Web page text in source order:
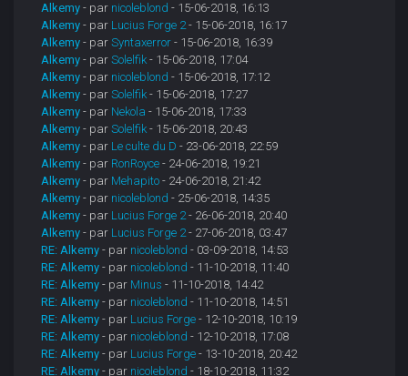
Alkemy - par nicoleblond - 15-06-2018, 16:13
Alkemy - par Lucius Forge 2- 15-06-2018, 16:17
Alkemy - parSyntaxerror - 15-06-2018, 16:39
Alkemy - parSolelfik - 15-06-2018, 17:04
Alkemy - par nicoleblond - 15-06-2018, 17:12
Alkemy - parSolelfik - 15-06-2018, 17:27
Alkemy - par Nekola - 15-06-2018, 17:33
Alkemy - parSolelfik - 15-06-2018, 20:43
Alkemy - par Le culte du D - 23-06-2018, 22:59
Alkemy - par RonRoyce - 24-06-2018, 19:21
Alkemy - par Mehapito - 24-06-2018, 21:42
Alkemy - par nicoleblond - 25-06-2018, 14:35
Alkemy - par Lucius Forge 2- 26-06-2018, 20:40
Alkemy - par Lucius Forge 2- 27-06-2018, 03:47
RE: Alkemy - par nicoleblond - 03-09-2018, 14:53
RE: Alkemy - par nicoleblond - 11-10-2018, 11:40
RE: Alkemy - par Minus - 11-10-2018, 14:42
RE: Alkemy - par nicoleblond - 11-10-2018, 14:51
RE: Alkemy - par Lucius Forge - 12-10-2018, 10:19
RE: Alkemy - par nicoleblond - 12-10-2018, 17:08
RE: Alkemy - par Lucius Forge - 13-10-2018, 20:42
RE: Alkemy - par nicoleblond - 18-10-2018, 11:32